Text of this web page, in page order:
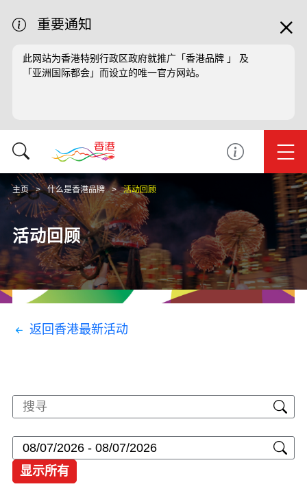
重要通知
此网站为香港特别行政区政府就推广「香港品牌 」 及
「亚洲国际都会」而设立的唯一官方网站。
主页 什么是香港品牌 活动回顾
活动回顾
返回香港最新活动
显示所有